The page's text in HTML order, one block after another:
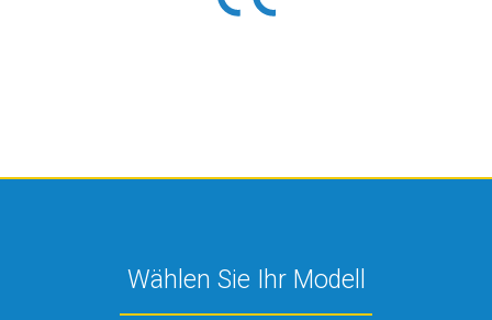
Wählen Sie Ihr Modell